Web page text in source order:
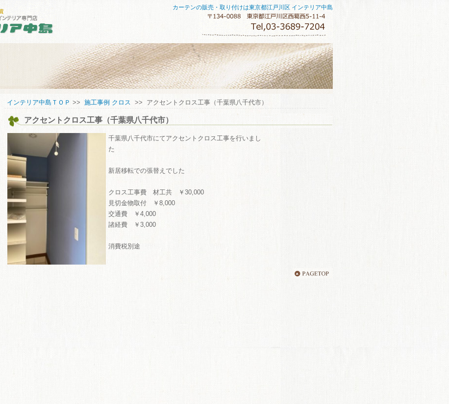
カーテンの販売・取り付けは東京都江戸川区 インテリア中島
アクセスマップ
安心してご購入していただくために
お問い合わせ
HOME
取扱商品
インテリア中島ＴＯＰ >> 施工事例 クロス >> アクセントクロス工事（千葉県八千代市）
アクセントクロス工事（千葉県八千代市）
千葉県八千代市にてアクセントクロス工事を行いまし
た
新居移転での張替えでした
クロス工事費 材工共 ￥30,000
見切金物取付 ￥8,000
交通費 ￥4,000
諸経費 ￥3,000
消費税別途